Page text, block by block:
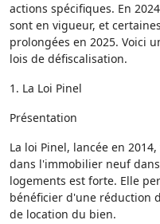
actions spécifiques. En
sont en vigueur, et
prolongées en 2025. Voici
lois de défiscalisation.
1. La Loi Pinel
Présentation
La loi Pinel, lancée en
dans l'immobilier neuf
logements est forte. Elle
bénéficier d'une réduction
de location du bien.